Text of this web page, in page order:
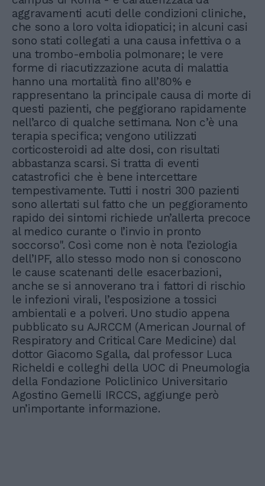
aggravamenti acuti delle condizioni cliniche,
che sono a loro volta idiopatici; in alcuni casi
sono stati collegati a una causa infettiva o a
una trombo-embolia polmonare; le vere
forme di riacutizzazione acuta di malattia
hanno una mortalità fino all’80% e
rappresentano la principale causa di morte di
questi pazienti, che peggiorano rapidamente
nell’arco di qualche settimana. Non c’è una
terapia specifica; vengono utilizzati
corticosteroidi ad alte dosi, con risultati
abbastanza scarsi. Si tratta di eventi
catastrofici che è bene intercettare
tempestivamente. Tutti i nostri 300 pazienti
sono allertati sul fatto che un peggioramento
rapido dei sintomi richiede un’allerta precoce
al medico curante o l’invio in pronto
soccorso". Così come non è nota l’eziologia
dell’IPF, allo stesso modo non si conoscono
le cause scatenanti delle esacerbazioni,
anche se si annoverano tra i fattori di rischio
le infezioni virali, l’esposizione a tossici
ambientali e a polveri. Uno studio appena
pubblicato su AJRCCM (American Journal of
Respiratory and Critical Care Medicine) dal
dottor Giacomo Sgalla, dal professor Luca
Richeldi e colleghi della UOC di Pneumologia
della Fondazione Policlinico Universitario
Agostino Gemelli IRCCS, aggiunge però
un’importante informazione.